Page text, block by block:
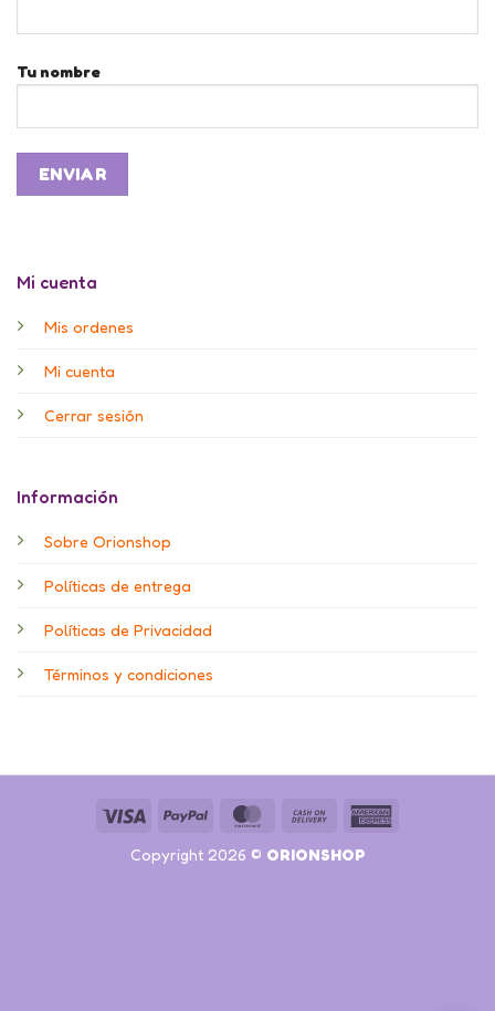
Mi cuenta
Mis ordenes
Mi cuenta
Cerrar sesión
Información
Sobre Orionshop
Políticas de entrega
Políticas de Privacidad
Términos y condiciones
Tu nombre
Visa PayPal MasterCard
Cash
Delivery
Copyright 2026 © ORIONSHOP